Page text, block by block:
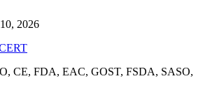
2026
CE, FDA, EAC, GOST, FSDA, SASO,